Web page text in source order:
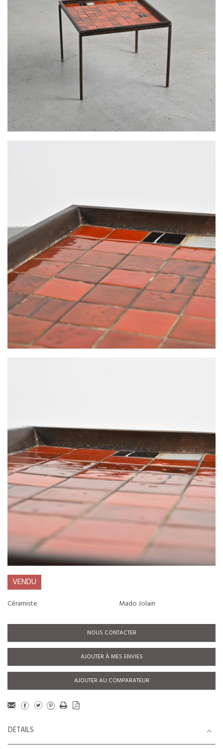
VENDU
Céramiste Mado Jolain
NOUS CONTACTER
AJOUTER À MES ENVIES
AJOUTER AU COMPARATEUR
DETAILS